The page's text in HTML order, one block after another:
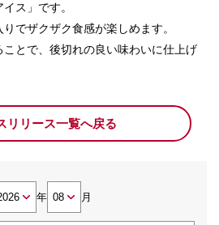
ス」です。
でザクザク食感が楽しめます。
とで、後切れの良い味わいに仕上げ
リリース一覧へ戻る
年 月